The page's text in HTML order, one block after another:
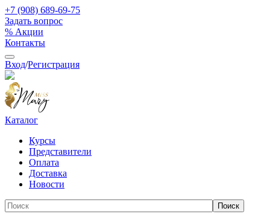
+7 (908) 689-69-75
Задать вопрос
% Акции
Контакты
Вход/Регистрация
Каталог
Курсы
Представители
Оплата
Доставка
Новости